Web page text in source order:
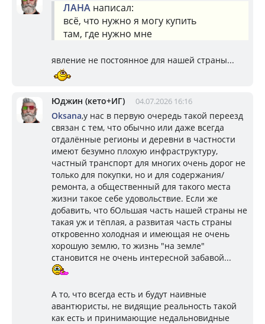
ЛАНА написал:
всё, что нужно я могу купить
там, где нужно мне
явление не постоянное для нашей страны...
Юджин (кето+ИГ) 04.07.2026 16:16
Oksana,у нас в первую очередь такой переезд
связан с тем, что обычно или даже всегда
отдалённые регионы и деревни в частности
имеют безумно плохую инфраструктуру,
частный транспорт для многих очень дорог не
только для покупки, но и для содержания/
ремонта, а общественный для такого места
жизни такое себе удовольствие. Если же
добавить, что бОльшая часть нашей страны не
такая уж и тёплая, а развитая часть страны
откровенно холодная и имеющая не очень
хорошую землю, то жизнь "на земле"
становится не очень интересной забавой...
А то, что всегда есть и будут наивные
авантюристы, не видящие реальность такой
как есть и принимающие недальновидные